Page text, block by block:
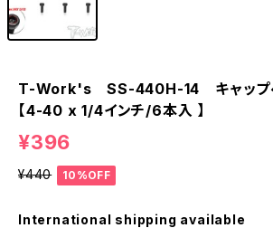
T-Work's SS-440H-14 キャップヘ
【4-40 x 1/4インチ/6本入 】
¥396
¥440 10%OFF
International shipping available